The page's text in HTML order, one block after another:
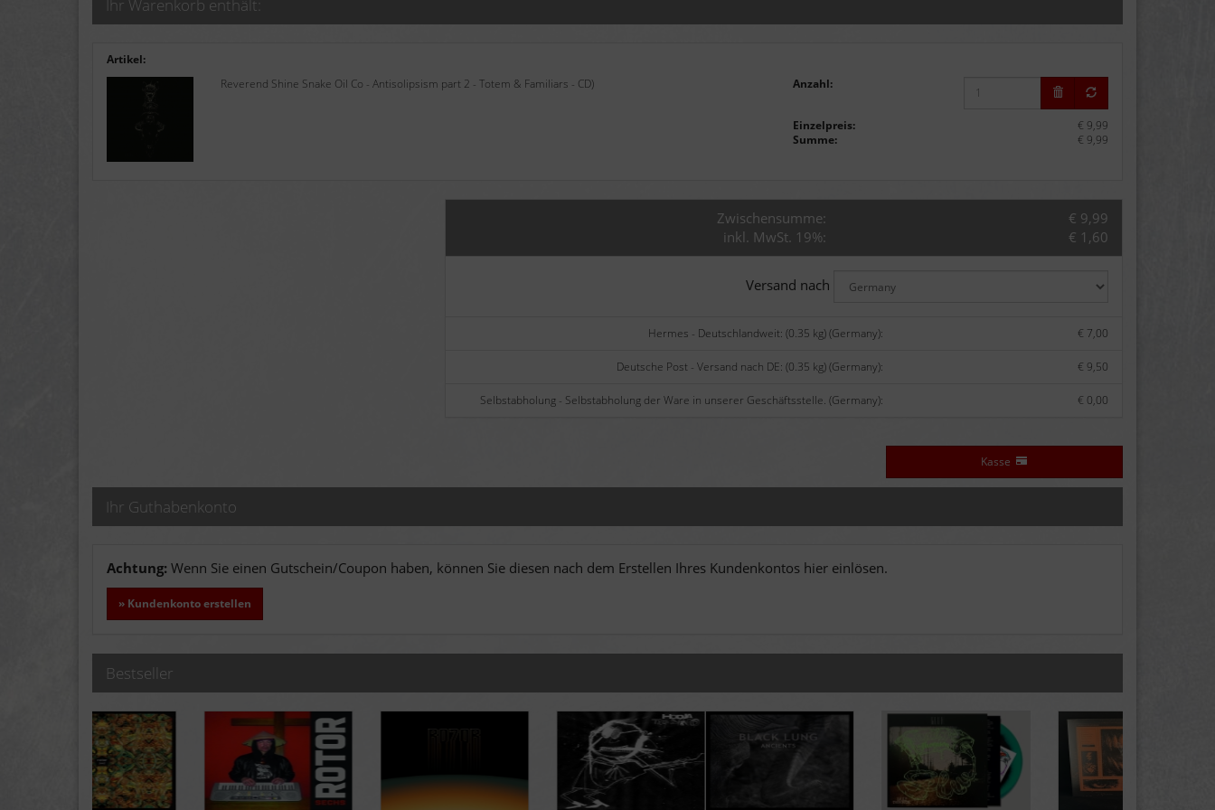
Ihr Warenkorb enthält:
Artikel:
Reverend Shine Snake Oil Co - Antisolipsism part 2 - Totem & Familiars - CD)
Anzahl:
Einzelpreis:
€ 9,99
Summe:
€ 9,99
Zwischensumme:
€ 9,99
inkl. MwSt. 19%:
€ 1,60
Versand nach
Hermes - Deutschlandweit: (0.35 kg) (Germany): € 7,00
Deutsche Post - Versand nach DE: (0.35 kg) (Germany): € 9,50
Selbstabholung - Selbstabholung der Ware in unserer Geschäftsstelle. (Germany): € 0,00
Kasse
Ihr Guthabenkonto
Achtung: Wenn Sie einen Gutschein/Coupon haben, können Sie diesen nach dem Erstellen Ihres Kundenkontos hier einlösen.
» Kundenkonto erstellen
Bestseller